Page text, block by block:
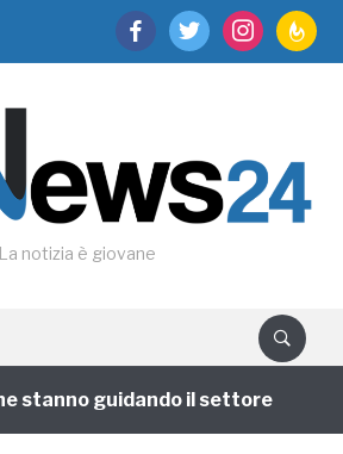
facebooktwitter instagram
La notizia è giovane
guidando il settore